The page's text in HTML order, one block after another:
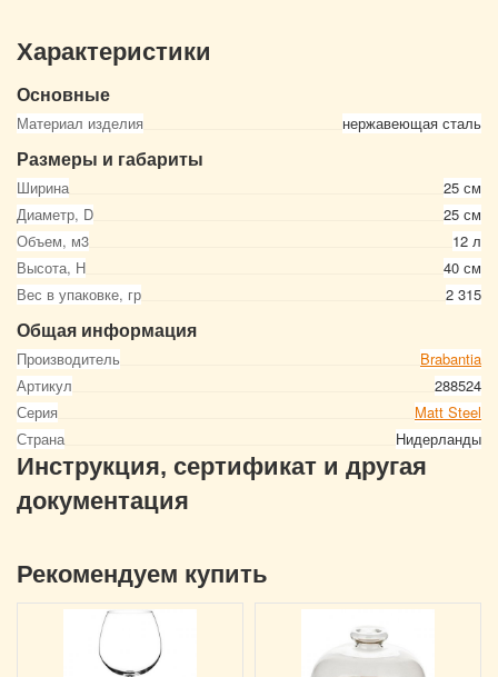
Характеристики
Основные
Материал изделия нержавеющая сталь
Размеры и габариты
Ширина
25 см
Диаметр, D
25 см
Объем, м3
12 л
Высота, Н
40 см
Вес в упаковке, гр
2 315
Общая информация
Производитель
Brabantia
Артикул
288524
Серия
Matt Steel
Страна
Нидерланды
Инструкция, сертификат и другая
документация
Рекомендуем купить